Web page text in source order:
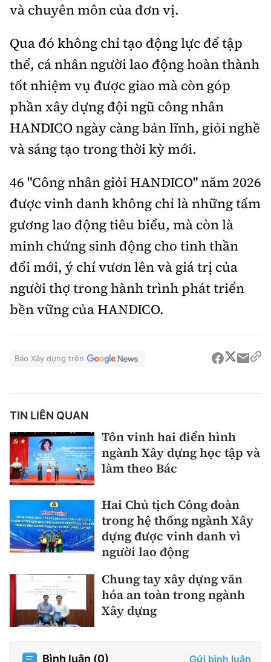
và chuyên môn của đơn vị.
Qua đó không chỉ tạo động lực để tập
thể, cá nhân người lao động hoàn thành
tốt nhiệm vụ được giao mà còn góp
phần xây dựng đội ngũ công nhân
HANDICO ngày càng bản lĩnh, giỏi nghề
và sáng tạo trong thời kỳ mới.
46 "Công nhân giỏi HANDICO" năm 2026
được vinh danh không chỉ là những tấm
gương lao động tiêu biểu, mà còn là
minh chứng sinh động cho tinh thần
đổi mới, ý chí vươn lên và giá trị của
người thợ trong hành trình phát triển
bền vững của HANDICO.
Báo Xây dựng trên
TIN LIÊN QUAN
Tôn vinh hai điển hình
ngành Xây dựng học tập và
làm theo Bác
Hai Chủ tịch Công đoàn
trong hệ thống ngành Xây
dựng được vinh danh vì
người lao động
Chung tay xây dựng văn
hóa an toàn trong ngành
Xây dựng
Bình luận (0) Gửi bình luận